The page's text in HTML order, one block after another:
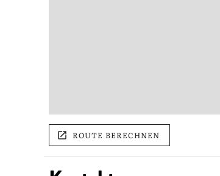
ROUTE BERECHNEN